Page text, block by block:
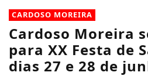
CARDOSO MOREIRA
Cardoso Moreira
para XX Festa de
dias 27 e 28 de